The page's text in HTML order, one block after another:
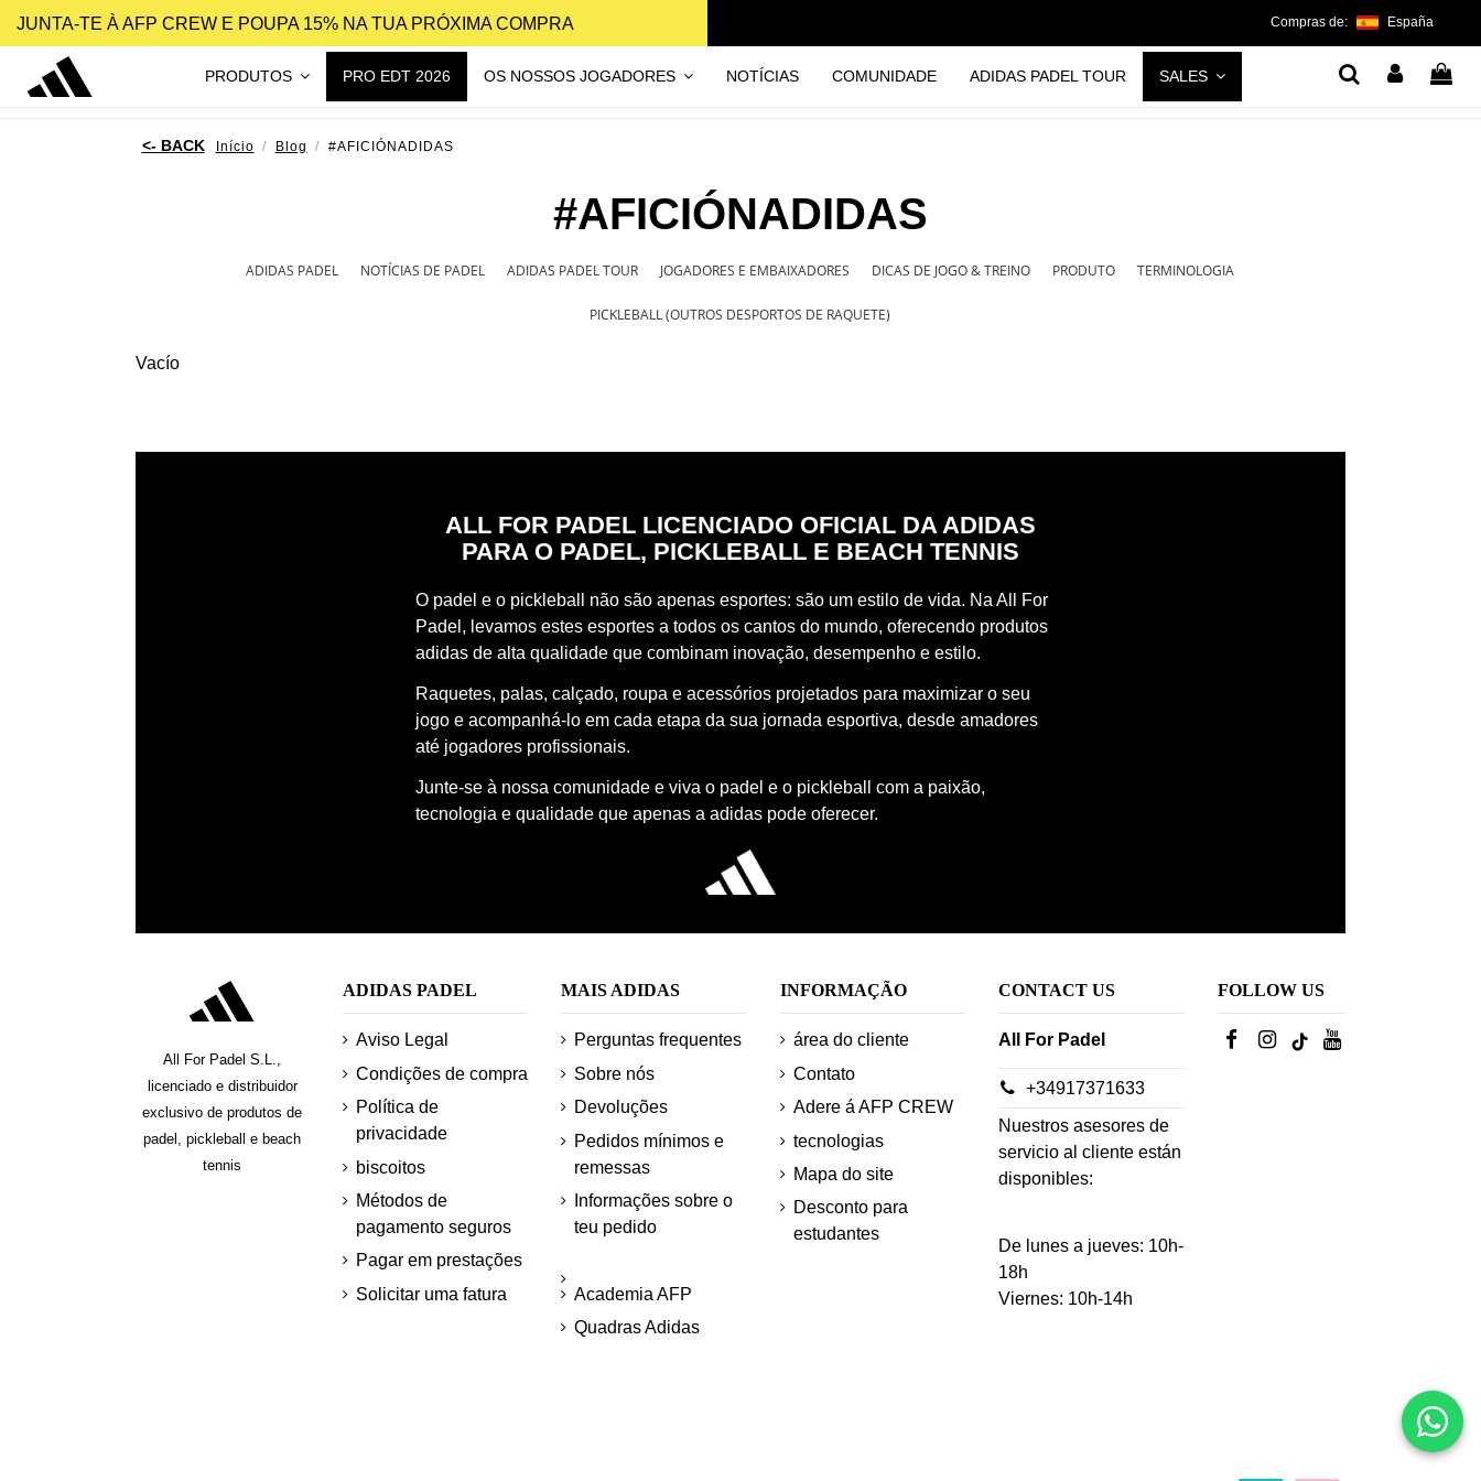
JUNTA-TE À AFP CREW E POUPA 15% NA TUA PRÓXIMA COMPRA Compras de: España
PRODUTOS PRO EDT 2026 OS NOSSOS JOGADORES NOTÍCIAS COMUNIDADE ADIDAS PADEL TOUR SALES
Início Blog #AFICIÓNADIDAS
#AFICIÓNADIDAS
ADIDAS PADEL NOTÍCIAS DE PADEL ADIDAS PADEL TOUR JOGADORES E EMBAIXADORES DICAS DE JOGO & TREINO PRODUTO TERMINOLOGIA
PICKLEBALL (OUTROS DESPORTOS DE RAQUETE)
Vacío
ALL FOR PADEL LICENCIADO OFICIAL DA ADIDAS
PARA O PADEL, PICKLEBALL E BEACH TENNIS
O padel e o pickleball não são apenas esportes: são um estilo de vida. Na All For
Padel, levamos estes esportes a todos os cantos do mundo, oferecendo produtos
adidas de alta qualidade que combinam inovação, desempenho e estilo.
Raquetes, palas, calçado, roupa e acessórios projetados para maximizar o seu
jogo e acompanhá-lo em cada etapa da sua jornada esportiva, desde amadores
até jogadores profissionais.
Junte-se à nossa comunidade e viva o padel e o pickleball com a paixão,
tecnologia e qualidade que apenas a adidas pode oferecer.
All For Padel S.L.,
licenciado e distribuidor
exclusivo de produtos de
padel, pickleball e beach
tennis
ADIDAS PADEL
Aviso Legal
Condições de compra
Política de
privacidade
biscoitos
Métodos de
pagamento seguros
Pagar em prestações
Solicitar uma fatura
MAIS ADIDAS
Perguntas frequentes
Sobre nós
Devoluções
Pedidos mínimos e
remessas
Informações sobre o
teu pedido
Academia AFP
Quadras Adidas
INFORMAÇÃO
área do cliente
Contato
Adere á AFP CREW
tecnologias
Mapa do site
Desconto para
estudantes
CONTACT US
All For Padel
+34917371633
Nuestros asesores de
servicio al cliente están
disponibles:
De lunes a jueves: 10h-
18h
Viernes: 10h-14h
FOLLOW US